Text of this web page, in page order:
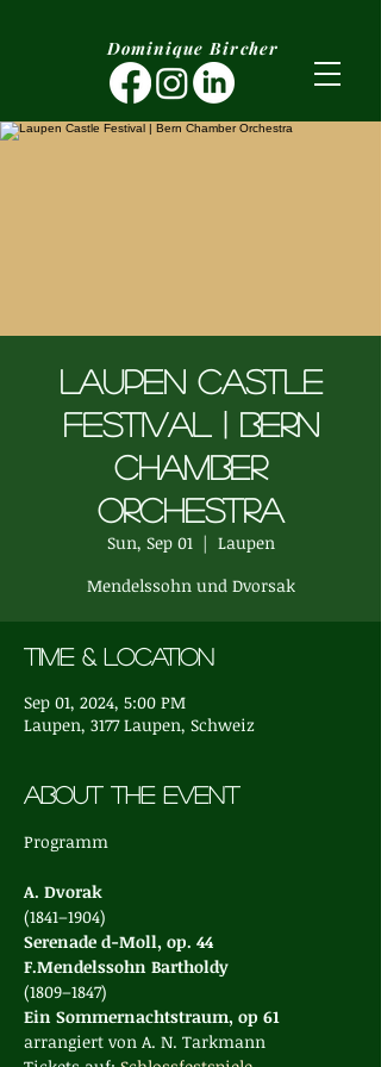
Dominique Bircher
Laupen Castle
Festival | Bern
Chamber
Orchestra
Sun, Sep 01
  |
Laupen
Mendelssohn und Dvorsak
Time & Location
Sep 01, 2024, 5:00 PM
Laupen, 3177 Laupen, Schweiz
About the event
(1841–1904)
Serenade d-Moll, op. 44
F.Mendelssohn Bartholdy
(1809–1847)
arrangiert von A. N. Tarkmann